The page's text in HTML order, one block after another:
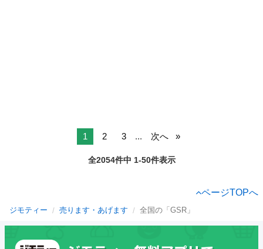
1 2 3 ... 次へ
全2054件中 1-50件表示
ページTOPへ
ジモティー 売ります・あげます 全国の「GSR」